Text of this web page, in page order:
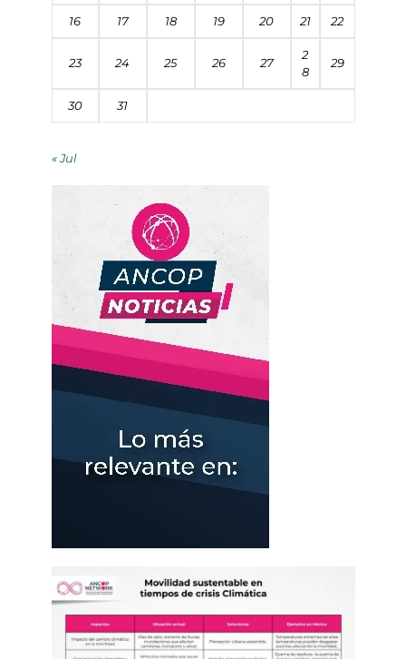
16 17 18 19 20 21 22
23 24 25 26 27
2
8
29
30 31
« Jul